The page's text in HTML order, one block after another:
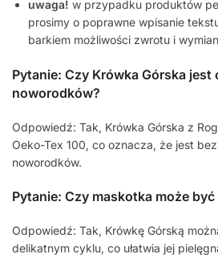
uwaga! w przypadku produktów
prosimy o poprawne wpisanie
barkiem możliwości zwrotu i
Pytanie: Czy Krówka Górska jest
noworodków?
Odpowiedź: Tak, Krówka Górska z
Oeko-Tex 100, co oznacza, że jest
noworodków.
Pytanie: Czy maskotka może
Odpowiedź: Tak, Krówkę Górską
delikatnym cyklu, co ułatwia jej